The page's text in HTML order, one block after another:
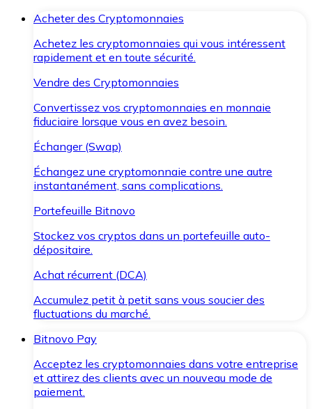
Acheter des Cryptomonnaies
Achetez les cryptomonnaies qui vous intéressent
rapidement et en toute sécurité.
Vendre des Cryptomonnaies
Convertissez vos cryptomonnaies en monnaie
fiduciaire lorsque vous en avez besoin.
Échanger (Swap)
Échangez une cryptomonnaie contre une autre
instantanément, sans complications.
Portefeuille Bitnovo
Stockez vos cryptos dans un portefeuille auto-
dépositaire.
Achat récurrent (DCA)
Accumulez petit à petit sans vous soucier des
fluctuations du marché.
Bitnovo Pay
Acceptez les cryptomonnaies dans votre entreprise
et attirez des clients avec un nouveau mode de
paiement.